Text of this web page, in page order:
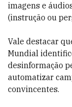
imagens e
(instrução ou
Vale destacar
Mundial
desinformação
automatizar
convincentes.